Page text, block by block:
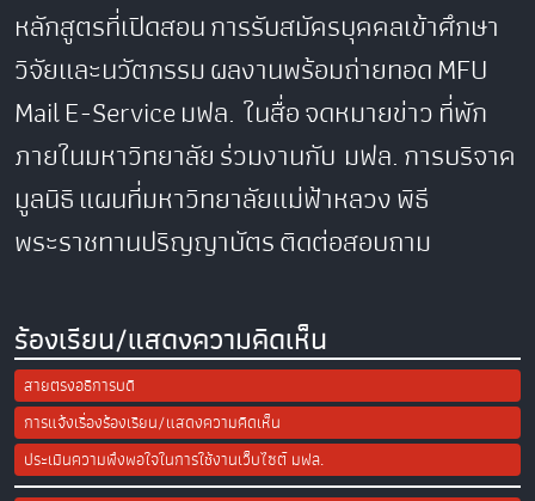
หลักสูตรที่เปิดสอนการรับสมัครบุคคลเข้าศึกษา
วิจัยและนวัตกรรมผลงานพร้อมถ่ายทอดMFU
MailE-Serviceมฟล. ในสื่อจดหมายข่าวที่พัก
ภายในมหาวิทยาลัยร่วมงานกับ มฟล.การบริจาค
มูลนิธิแผนที่มหาวิทยาลัยแม่ฟ้าหลวงพิธี
พระราชทานปริญญาบัตรติดต่อสอบถาม
ร้องเรียน/แสดงความคิดเห็น
สายตรงอธิการบดี
การแจ้งเรื่องร้องเรียน/แสดงความคิดเห็น
ประเมินความพึงพอใจในการใช้งานเว็บไซต์ มฟล.